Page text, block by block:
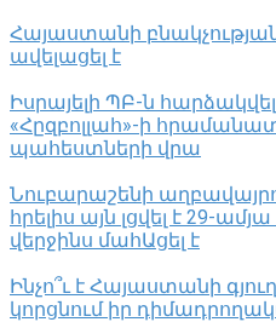
Հայաստանի
ավելացել է
Իսրայելի ՊԲ-ն
«Հըզբոլլահ»-ի
պահեստների վրա
Նուբարաշենի
հրելիս այն լցվել է 29-
վերջինս մահԱցել է
Ինչո՞ւ է Հայաստանի
կորցնում իր